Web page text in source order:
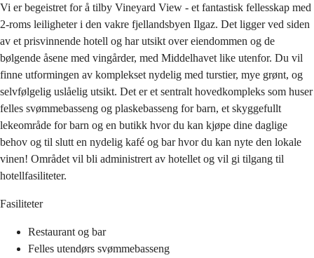
Vi er begeistret for å tilby Vineyard View - et fantastisk fellesskap med
2-roms leiligheter i den vakre fjellandsbyen Ilgaz. Det ligger ved siden
av et prisvinnende hotell og har utsikt over eiendommen og de
bølgende åsene med vingårder, med Middelhavet like utenfor. Du vil
finne utformingen av komplekset nydelig med turstier, mye grønt, og
selvfølgelig uslåelig utsikt. Det er et sentralt hovedkompleks som huser
felles svømmebasseng og plaskebasseng for barn, et skyggefullt
lekeområde for barn og en butikk hvor du kan kjøpe dine daglige
behov og til slutt en nydelig kafé og bar hvor du kan nyte den lokale
vinen! Området vil bli administrert av hotellet og vil gi tilgang til
hotellfasiliteter.
Fasiliteter
Restaurant og bar
Felles utendørs svømmebasseng